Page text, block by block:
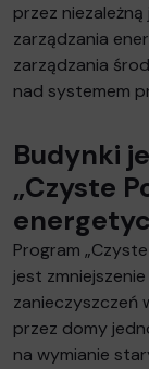
przez
zarządzania
zarządzania
nad systemem
Budynki
„Czyste
Program
jest
zanieczyszczeń
przez domy
na wymianie